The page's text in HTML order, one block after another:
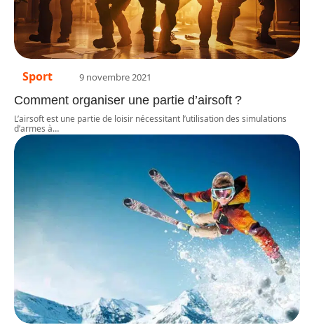
Sport 9 novembre 2021
Comment organiser une partie d’airsoft ?
L’airsoft est une partie de loisir nécessitant l’utilisation des simulations
d’armes à…